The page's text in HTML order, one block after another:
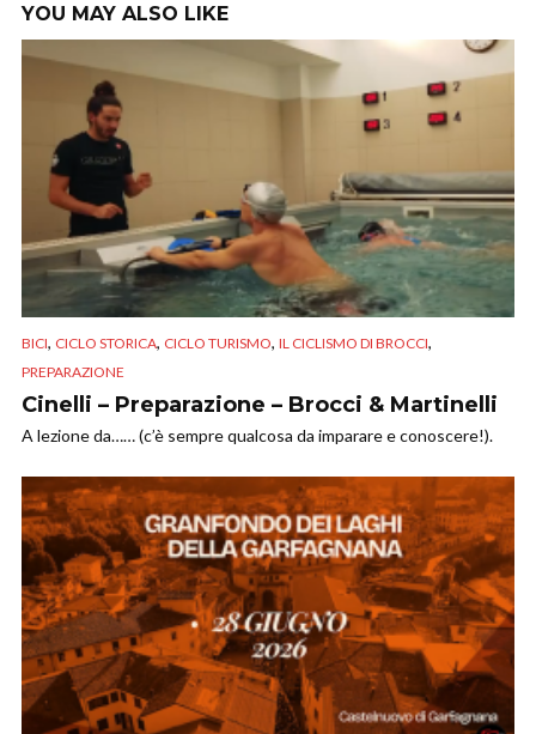
YOU MAY ALSO LIKE
BICI, CICLO STORICA, CICLO TURISMO, IL CICLISMO DI BROCCI,
PREPARAZIONE
Cinelli – Preparazione – Brocci & Martinelli
A lezione da…… (c’è sempre qualcosa da imparare e conoscere!).